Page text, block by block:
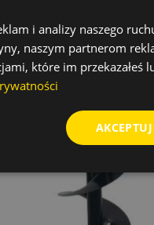
Cena
25,29 zł
Dodaj do koszyka
i analizy naszego
naszym partnerom
które im przekazałeś